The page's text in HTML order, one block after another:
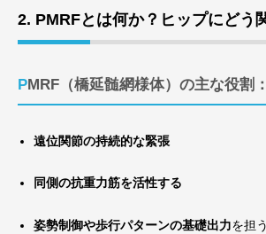
2. PMRFとは何か？ヒップにどう
PMRF（橋延髄網様体）の主な役割：
遠位関節の持続的な緊張
同側の抗重力筋を活性する
姿勢制御や歩行パターンの基礎出力を担う